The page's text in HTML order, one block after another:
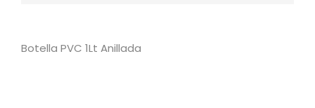
Botella PVC 1Lt Anillada